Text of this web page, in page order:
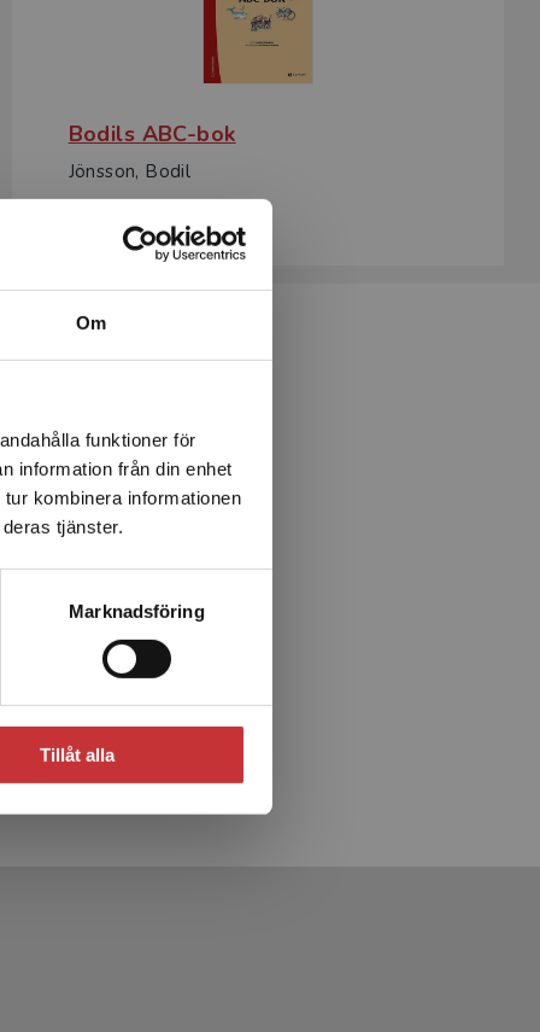
Om
funktioner för
information från din enhet
kombinera informationen
tjänster.
Marknadsföring
Tillåt alla
Bodils ABC-bok
Jönsson, Bodil
Exkl. moms: 105 kr